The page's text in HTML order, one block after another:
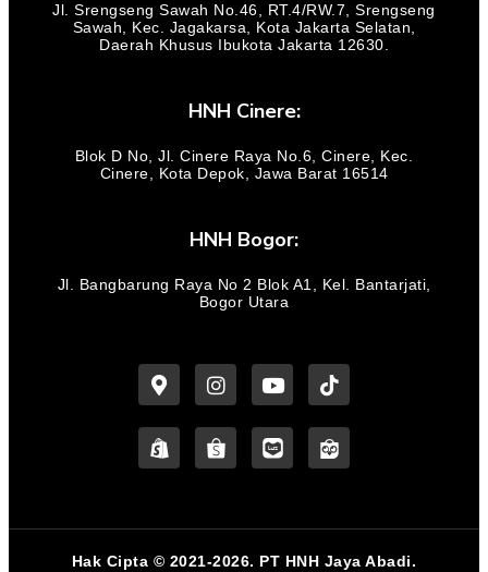
Jl. Srengseng Sawah No.46, RT.4/RW.7, Srengseng
Sawah, Kec. Jagakarsa, Kota Jakarta Selatan,
Daerah Khusus Ibukota Jakarta 12630.
HNH Cinere:
Blok D No, Jl. Cinere Raya No.6, Cinere, Kec.
Cinere, Kota Depok, Jawa Barat 16514
HNH Bogor:
Jl. Bangbarung Raya No 2 Blok A1, Kel. Bantarjati,
Bogor Utara
Hak Cipta © 2021-2026. PT HNH Jaya Abadi.